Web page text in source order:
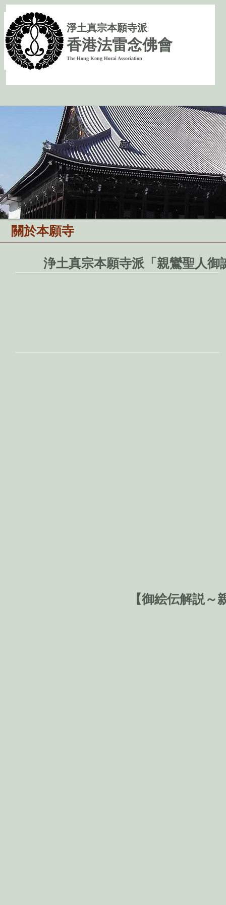
淨土真宗本願寺派
香港法雷念佛會
The Hong Kong Horai Association
關於本願寺
浄土真宗本願寺派「親鸞聖人
【御絵伝解説